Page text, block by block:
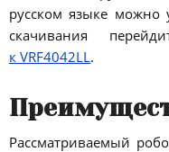
русском языке можно
скачивания
к VRF4042LL.
Рассматриваемый